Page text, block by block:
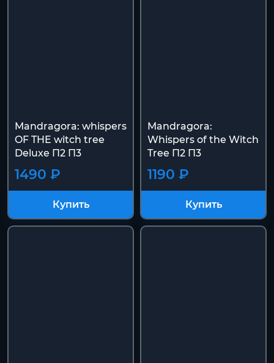
Mandragora: whispers
OF THE witch tree
Deluxe П2 П3
1490 ₽
Купить
Mandragora:
Whispers of the Witch
Tree П2 П3
1190 ₽
Купить